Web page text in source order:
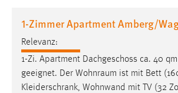
1-Zimmer Apartment Amberg/
Relevanz:
1-Zi. Apartment Dachgeschoss ca. 40
geeignet. Der Wohnraum ist mit Bett
Kleiderschrank, Wohnwand mit TV (32
staticfilecache
Zweck:
Für performante Seitenauslieferung wird
gespeichert, ob man eingeloggt ist.